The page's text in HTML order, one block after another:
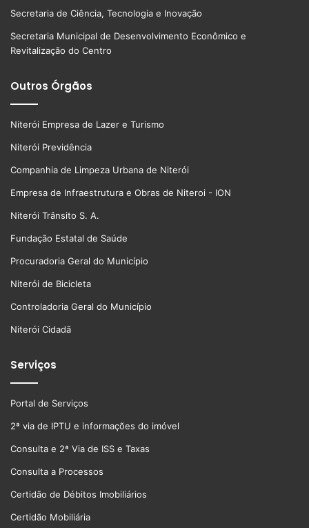
Secretaria de Ciência, Tecnologia e Inovação
Secretaria Municipal de Desenvolvimento Econômico e
Revitalização do Centro
Outros Órgãos
Niterói Empresa de Lazer e Turismo
Niterói Previdência
Companhia de Limpeza Urbana de Niterói
Empresa de Infraestrutura e Obras de Niteroi - ION
Niterói Trânsito S. A.
Fundação Estatal de Saúde
Procuradoria Geral do Município
Niterói de Bicicleta
Controladoria Geral do Município
Niterói Cidadã
Serviços
Portal de Serviços
2ª via de IPTU e informações do imóvel
Consulta e 2ª Via de ISS e Taxas
Consulta a Processos
Certidão de Débitos Imobiliários
Certidão Mobiliária